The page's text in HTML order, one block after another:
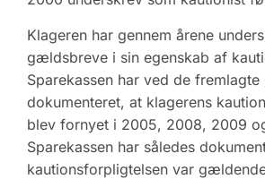
Klageren har gennem årene
gældsbreve i sin egenskab af
Sparekassen har ved de
dokumenteret, at klagerens
blev fornyet i 2005, 2008, 2009
Sparekassen har således
kautionsforpligtelsen var